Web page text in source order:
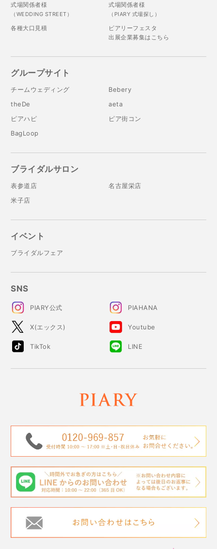
式場関係者様
（WEDDING STREET）
式場関係者様
（PIARY 式場探し）
各種大口見積
ピアリーフェスタ
出展企業募集はこちら
グループサイト
チームウェディング
Bebery
theDe
aeta
ピアハピ
ピア街コン
BagLoop
ブライダルサロン
表参道店
名古屋栄店
米子店
イベント
ブライダルフェア
SNS
PIARY公式 PIAHANA
X(エックス) Youtube
TikTok LINE